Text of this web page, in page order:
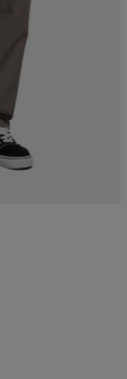
49,99 EUR